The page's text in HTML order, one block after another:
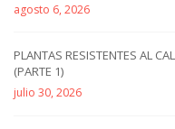
agosto 6, 2026
PLANTAS RESISTENTES AL
(PARTE 1)
julio 30, 2026